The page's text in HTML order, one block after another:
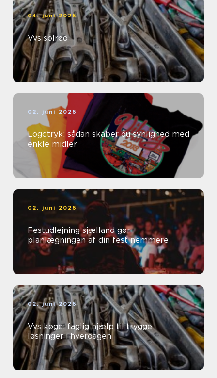
04. juni 2026
Vvs solrød
02. juni 2026
Logotryk: sådan skaber du synlighed med
enkle midler
02. juni 2026
Festudlejning sjælland gør
planlægningen af din fest nemmere
02. juni 2026
Vvs køge: faglig hjælp til trygge
løsninger i hverdagen